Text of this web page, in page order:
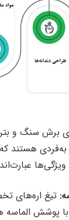
برش سنگ و
هستند که
تیغ اره‌های
با پوشش